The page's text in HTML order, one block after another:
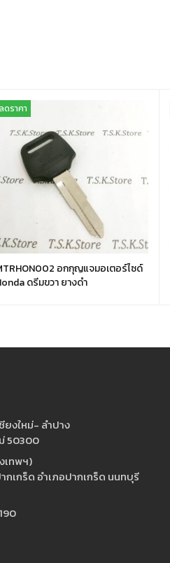
ดราคา
อกกุญแจมอเตอร์ไซด์
ดรีมขวา ยางดำ
ยงใหม่- ลำปาง
50300
เทพฯ)
เกร็ด อำเภอปากเกร็ด นนทบุรี